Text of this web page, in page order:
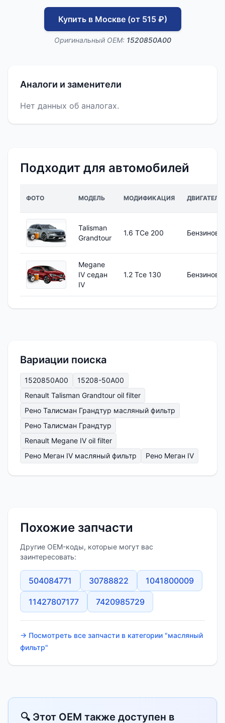
Купить в Москве (от 515 ₽)
Оригинальный OEM: 1520850A00
Аналоги и заменители
Нет данных об аналогах.
Подходит для автомобилей
ФОТО МОДЕЛЬ МОДИФИКАЦИЯ ДВИГАТЕЛЬ
Talisman
Grandtour
1.6 TCe 200
Megane
IV седан
IV
1.2 Tce 130
Вариации поиска
1520850A00
15208-50A00
Renault Talisman Grandtour oil filter
Рено Талисман Грандтур масляный фильтр
Рено Талисман Грандтур
Renault Megane IV oil filter
Рено Меган IV масляный фильтр
Рено Меган IV
Похожие запчасти
Другие OEM-коды, которые могут вас
заинтересовать:
504084771 30788822 1041800009
11427807177 7420985729
→ Посмотреть все запчасти в категории "масляный
фильтр"
🔍 Этот OEM также доступен в